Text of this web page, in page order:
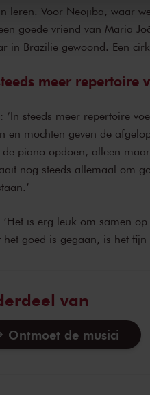
leren. Voor Neojiba, waar
goede vriend van Maria
in Brazilië gewoond. Een
meer repertoire
‘In steeds meer repertoire
en mochten geven de
de piano opdoen, alleen
nog steeds allemaal om
‘Het is erg leuk om samen
het goed is gegaan, is het
van
Ontmoet de musici